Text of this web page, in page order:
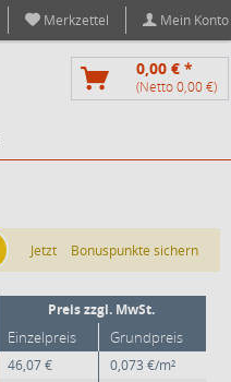
Merkzettel Mein Konto
0,00 € *
(Netto 0,00 €)
Preis zzgl. MwSt.
Einzelpreis Grundpreis
46,07 €
0,073 €/m²
Jetzt Bonuspunkte sichern